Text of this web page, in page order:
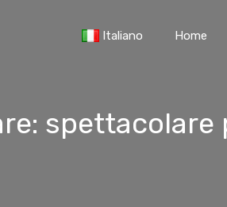
Italiano Home
spettacolare